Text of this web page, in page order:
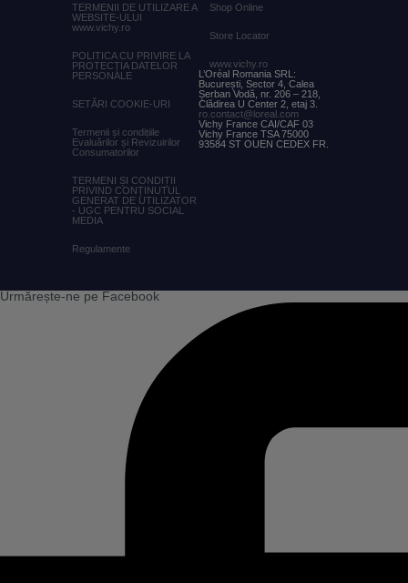
TERMENII DE UTILIZARE A
WEBSITE-ULUI
www.vichy.ro
POLITICA CU PRIVIRE LA
PROTECȚIA DATELOR
PERSONALE
SETĂRI COOKIE-URI
Termenii și condițiile
Evaluărilor și Revizuirilor
Consumatorilor
TERMENI ȘI CONDIȚII
PRIVIND CONȚINUTUL
GENERAT DE UTILIZATOR
- UGC PENTRU SOCIAL
MEDIA
Regulamente
ShopOnline
Store Locator
www.vichy.ro
L’Oréal Romania SRL:
București, Sector 4, Calea
Șerban Vodă, nr. 206 – 218,
Clădirea U Center 2, etaj 3.
ro.contact@loreal.com
Vichy France CAI/CAF 03
Vichy France TSA 75000
93584 ST OUEN CEDEX FR.
Urmărește-ne pe Facebook